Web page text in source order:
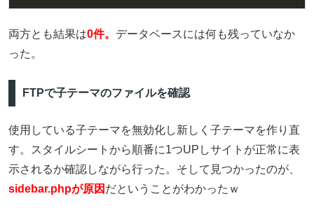
両方とも結果は0件。 データベースには何も残っていなか
った。
FTPで子テーマのファイルを確認
使用している子テーマを無効化し新しく子テーマを作り直
す。スタイルシートから順番に1つUPしサイトが正常に表
示されるか確認しながら行った。そして見つかったのが、
sidebar.phpが原因 だということがわかったｗ